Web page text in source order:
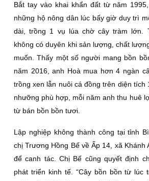
Bắt tay vào khai khẩn đất từ năm
những hộ nông dân lúc bấy giờ duy trì
dài, trồng 1 vụ lúa chờ cây tràm lớn.
không có duyên khi sản lượng, chất
muốn. Thấy một số người mang bồn
năm 2016, anh Hoà mua hơn 4 ngàn
trồng xen lẫn nuôi cá đồng trên diện tích
nhưỡng phù hợp, mỗi năm anh thu huê
từ bán bồn bồn tươi.
Lập nghiệp không thành công tại tỉnh
chị Trương Hồng Bế về Ấp 14, xã Khánh
để canh tác. Chị Bế cũng quyết định
phát triển kinh tế. “Cây bồn bồn từ lúc